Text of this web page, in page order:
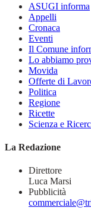
ASUGI informa
Appelli
Cronaca
Eventi
Il Comune
Lo abbiamo
Movida
Offerte di
Politica
Regione
Ricette
Scienza e
La Redazione
Direttore
Luca Marsi
Pubblicità